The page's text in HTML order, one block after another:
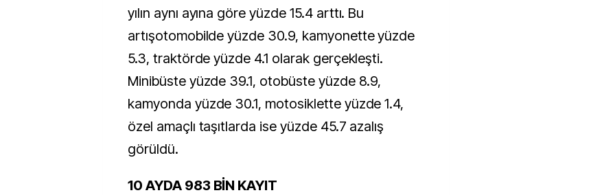
yılın aynı ayına göre yüzde 15.4 arttı. Bu
artışotomobilde yüzde 30.9, kamyonette yüzde
5.3, traktörde yüzde 4.1 olarak gerçekleşti.
Minibüste yüzde 39.1, otobüste yüzde 8.9,
kamyonda yüzde 30.1, motosiklette yüzde 1.4,
özel amaçlı taşıtlarda ise yüzde 45.7 azalış
görüldü.
10 AYDA 983 BİN KAYIT